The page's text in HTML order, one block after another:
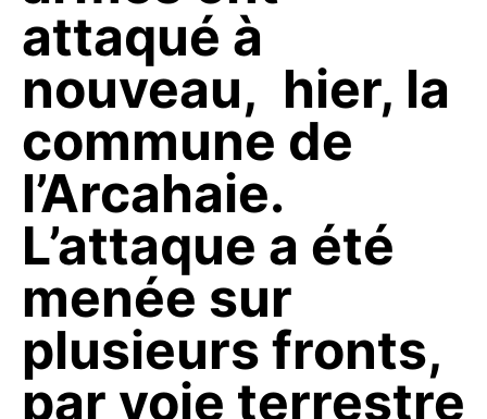
attaqué à
nouveau, hier, la
commune de
l’Arcahaie.
L’attaque a été
menée sur
plusieurs fronts,
par voie terrestre